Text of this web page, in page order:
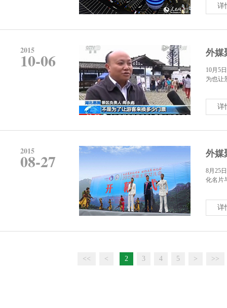
详
2015
10-06 外媒
10月5
为也让
详
2015
08-27 外媒
8月25
化名片
详
<< < 2 3 4 5 > >>